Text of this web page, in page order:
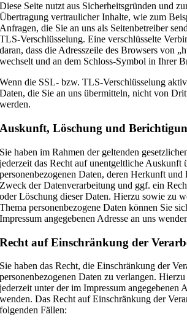
Diese Seite nutzt aus Sicherheitsgründen und
Übertragung vertraulicher Inhalte, wie zum
Anfragen, die Sie an uns als Seitenbetreiber
TLS-Verschlüsselung. Eine verschlüsselte
daran, dass die Adresszeile des Browsers von
wechselt und an dem Schloss-Symbol in Ihrer
Wenn die SSL- bzw. TLS-Verschlüsselung
Daten, die Sie an uns übermitteln, nicht von
werden.
Auskunft, Löschung und
Sie haben im Rahmen der geltenden
jederzeit das Recht auf unentgeltliche Auskunft
personenbezogenen Daten, deren Herkunft und
Zweck der Datenverarbeitung und ggf. ein
oder Löschung dieser Daten. Hierzu sowie zu
Thema personenbezogene Daten können Sie
Impressum angegebenen Adresse an uns
Recht auf Einschränkung der
Sie haben das Recht, die Einschränkung der
personenbezogenen Daten zu verlangen.
jederzeit unter der im Impressum angegebenen
wenden. Das Recht auf Einschränkung der
folgenden Fällen: